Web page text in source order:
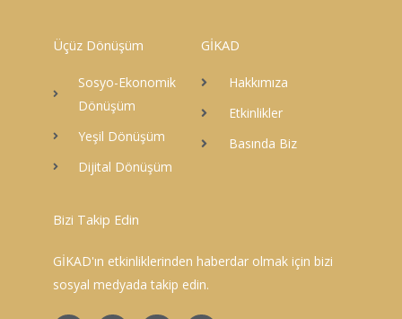
Üçüz Dönüşüm
Sosyo-Ekonomik
Dönüşüm
Yeşil Dönüşüm
Dijital Dönüşüm
GİKAD
Hakkımıza
Etkinlikler
Basında Biz
Bizi Takip Edin
GİKAD'ın etkinliklerinden haberdar olmak için bizi
sosyal medyada takip edin.